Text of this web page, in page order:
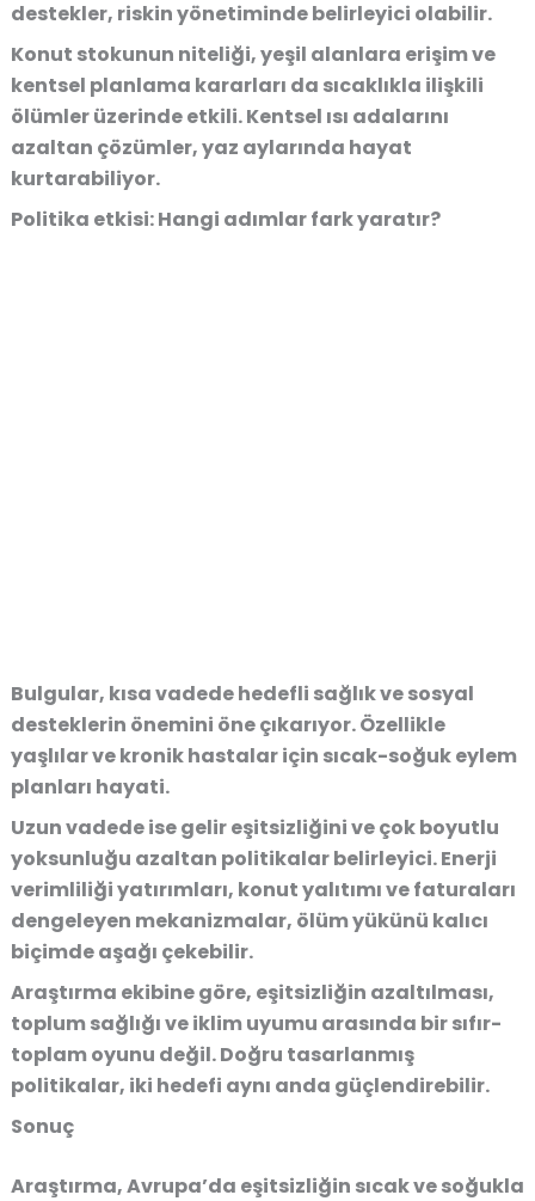
destekler, riskin yönetiminde belirleyici olabilir.
Konut stokunun niteliği, yeşil alanlara erişim ve
kentsel planlama kararları da sıcaklıkla ilişkili
ölümler üzerinde etkili. Kentsel ısı adalarını
azaltan çözümler, yaz aylarında hayat
kurtarabiliyor.
Politika etkisi: Hangi adımlar fark yaratır?
Bulgular, kısa vadede hedefli sağlık ve sosyal
desteklerin önemini öne çıkarıyor. Özellikle
yaşlılar ve kronik hastalar için sıcak-soğuk eylem
planları hayati.
Uzun vadede ise gelir eşitsizliğini ve çok boyutlu
yoksunluğu azaltan politikalar belirleyici. Enerji
verimliliği yatırımları, konut yalıtımı ve faturaları
dengeleyen mekanizmalar, ölüm yükünü kalıcı
biçimde aşağı çekebilir.
Araştırma ekibine göre, eşitsizliğin azaltılması,
toplum sağlığı ve iklim uyumu arasında bir sıfır-
toplam oyunu değil. Doğru tasarlanmış
politikalar, iki hedefi aynı anda güçlendirebilir.
Sonuç
Araştırma, Avrupa’da eşitsizliğin sıcak ve soğukla